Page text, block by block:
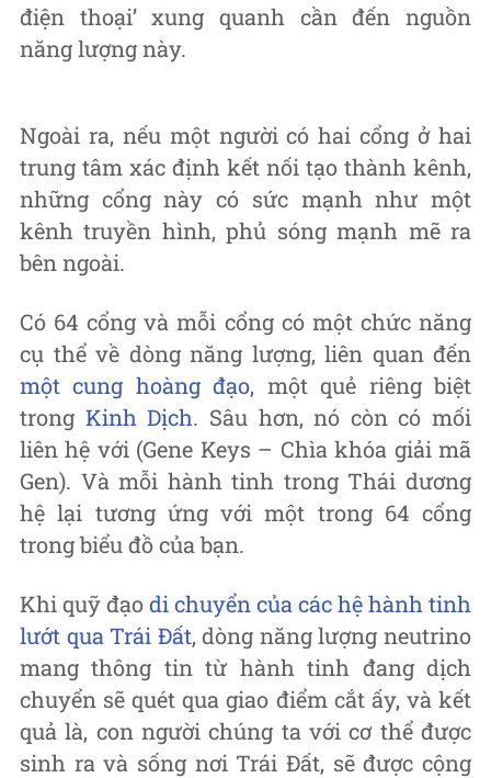
điện thoại’ xung quanh cần đến nguồn
năng lượng này.
Ngoài ra, nếu một người có hai cổng ở hai
trung tâm xác định kết nối tạo thành kênh,
những cổng này có sức mạnh như một
kênh truyền hình, phủ sóng mạnh mẽ ra
bên ngoài.
Có 64 cổng và mỗi cổng có một chức năng
cụ thể về dòng năng lượng, liên quan đến
một cung hoàng đạo, một quẻ riêng biệt
trong Kinh Dịch. Sâu hơn, nó còn có mối
liên hệ với (Gene Keys – Chìa khóa giải mã
Gen). Và mỗi hành tinh trong Thái dương
hệ lại tương ứng với một trong 64 cổng
trong biểu đồ của bạn.
Khi quỹ đạodi chuyển của các hệ hành tinh
lướt qua Trái Đất, dòng năng lượng neutrino
mang thông tin từ hành tinh đang dịch
chuyển sẽ quét qua giao điểm cắt ấy, và kết
quả là, con người chúng ta với cơ thể được
sinh ra và sống nơi Trái Đất, sẽ được cộng